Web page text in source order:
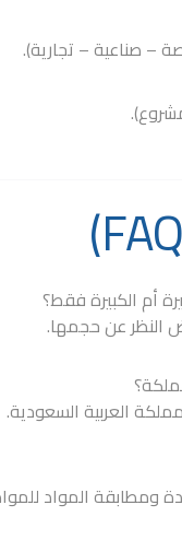
– صناعية – تجارية).
النظر عن حجمها.
العربية السعودية.
ومطابقة المواد